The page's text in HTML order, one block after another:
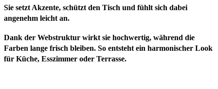
Sie setzt Akzente, schützt den Tisch und fühlt sich dabei
angenehm leicht an.
Dank der Webstruktur wirkt sie hochwertig, während die
Farben lange frisch bleiben. So entsteht ein harmonischer Look
für Küche, Esszimmer oder Terrasse.